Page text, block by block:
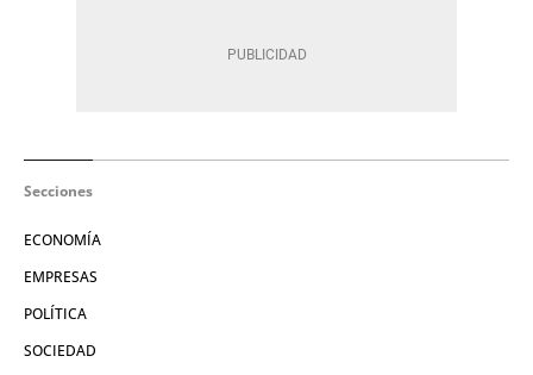
Secciones
ECONOMÍA
EMPRESAS
POLÍTICA
SOCIEDAD